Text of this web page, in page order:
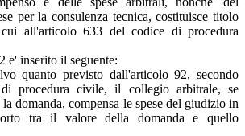
per la consulenza tecnica, costituisce titolo
all'articolo 633 del codice di procedura
e' inserito il seguente:
quanto previsto dall'articolo 92, secondo
procedura civile, il collegio arbitrale, se
domanda, compensa le spese del giudizio in
tra il valore della domanda e quello